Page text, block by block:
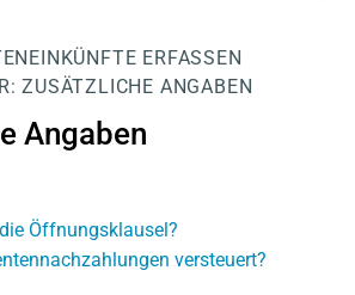
ERFASSEN
ZUSÄTZLICHE ANGABEN
Angaben
Öffnungsklausel?
versteuert?